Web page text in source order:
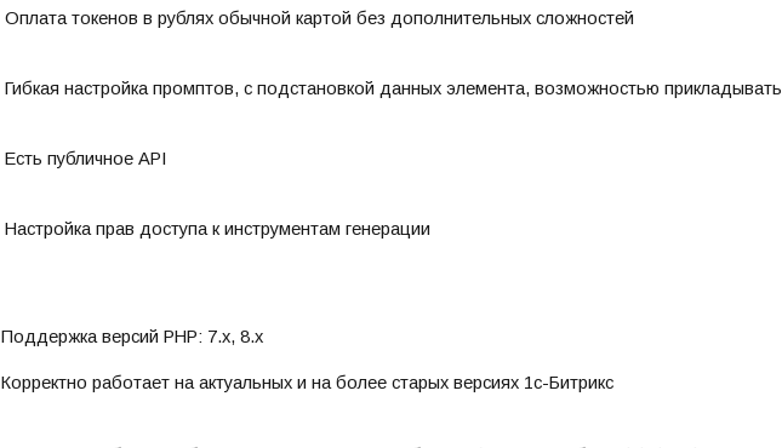
Оплата токенов в рублях обычной картой без дополнительных сложностей
Гибкая настройка промптов, с подстановкой данных элемента, возможностью
Есть публичное API
Настройка прав доступа к инструментам генерации
Поддержка версий PHP: 7.x, 8.x
Корректно работает на актуальных и на более старых версиях 1с-Битрикс